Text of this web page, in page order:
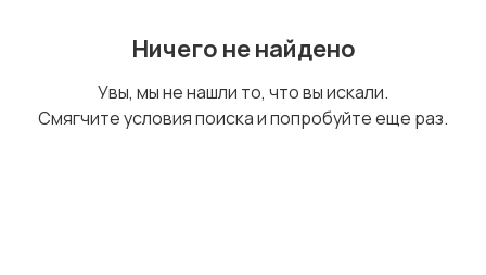
Ничего не найдено
Увы, мы не нашли то, что вы искали.
Смягчите условия поиска и попробуйте еще раз.